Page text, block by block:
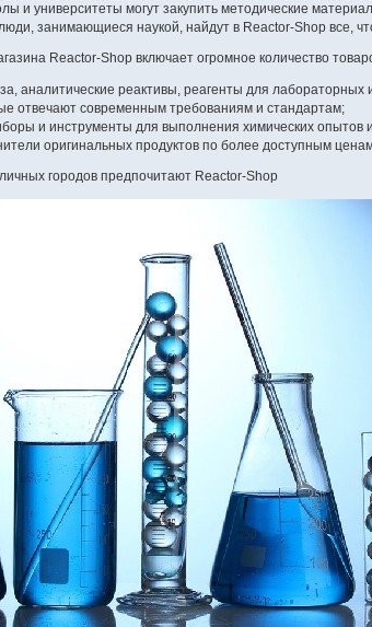
и университеты могут закупить методические
занимающиеся наукой, найдут в Reactor-Shop все,
Reactor-Shop включает огромное количество
аналитические реактивы, реагенты для лабораторных
отвечают современным требованиям и стандартам;
и инструменты для выполнения химических опытов
оригинальных продуктов по более доступным
городов предпочитают Reactor-Shop